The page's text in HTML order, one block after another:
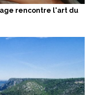
rencontre l'art du